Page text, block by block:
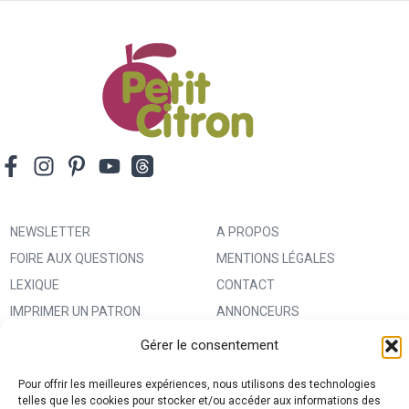
Gérer le consentement
Pour offrir les meilleures expériences, nous utilisons des technologies
telles que les cookies pour stocker et/ou accéder aux informations des
NEWSLETTER
FOIRE AUX QUESTIONS
LEXIQUE
IMPRIMER UN PATRON
MA BOUTIQUE CREATIVE FABRICA
A PROPOS
MENTIONS LÉGALES
CONTACT
ANNONCEURS
CONDITIONS GÉNÉRALES
POLITIQUE DE CONFIDENTIALITÉ